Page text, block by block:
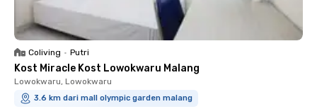
Coliving • Putri
Kost Miracle Kost Lowokwaru Malang
Lowokwaru, Lowokwaru
3.6 km dari mall olympic garden malang